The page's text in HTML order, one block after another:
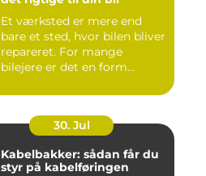
Et værksted er mere end
bare et sted, hvor bilen bliver
repareret. For mange
bilejere er det en form...
30. Jul
Kabelbakker: sådan får du
styr på kabelføringen